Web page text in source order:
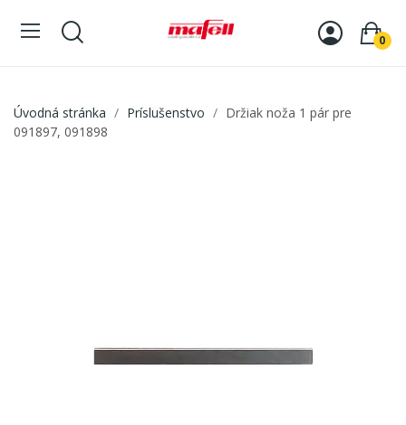
0
Úvodná stránka Príslušenstvo
Držiak noža 1 pár pre
091897, 091898